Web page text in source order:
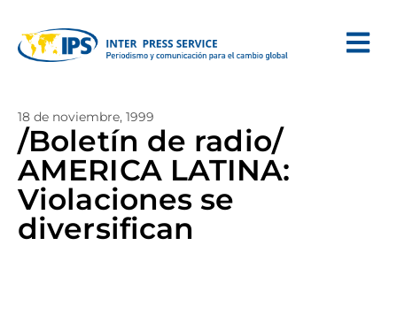
18 de noviembre, 1999
/Boletín de radio/
AMERICA LATINA:
Violaciones se
diversifican